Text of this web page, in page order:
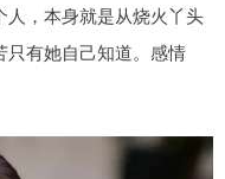
，本身就是从烧火丫头
只有她自己知道。感情